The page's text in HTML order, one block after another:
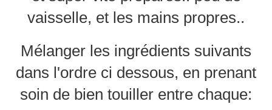
vaisselle, et les mains propres..
Mélanger les ingrédients suivants
dans l'ordre ci dessous, en prenant
soin de bien touiller entre chaque: